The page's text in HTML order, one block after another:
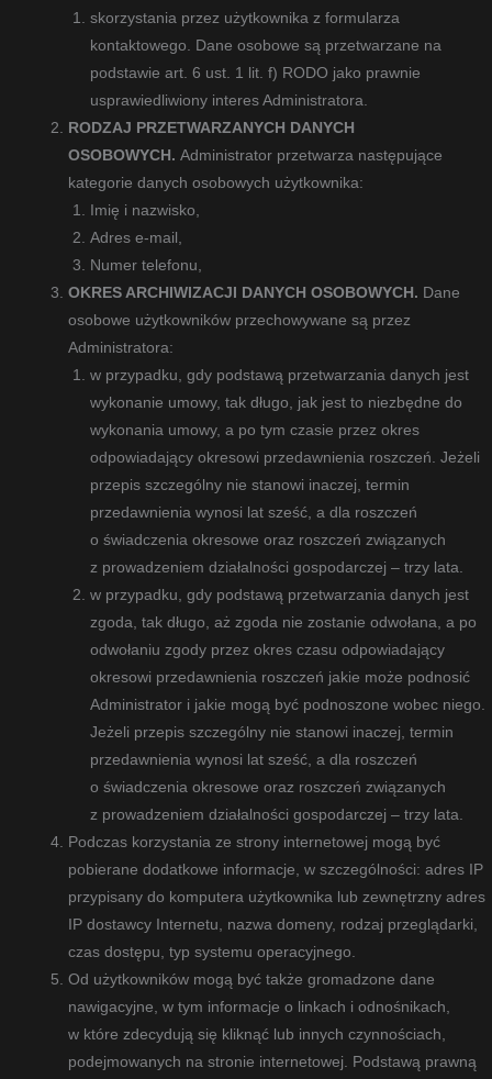
skorzystania przez użytkownika z formularza
kontaktowego. Dane osobowe są przetwarzane na
podstawie art. 6 ust. 1 lit. f) RODO jako prawnie
usprawiedliwiony interes Administratora.
RODZAJ PRZETWARZANYCH DANYCH
OSOBOWYCH. Administrator przetwarza następujące
kategorie danych osobowych użytkownika:
Imię i nazwisko,
Adres e-mail,
Numer telefonu,
OKRES ARCHIWIZACJI DANYCH OSOBOWYCH. Dane
osobowe użytkowników przechowywane są przez
Administratora:
w przypadku, gdy podstawą przetwarzania danych jest
wykonanie umowy, tak długo, jak jest to niezbędne do
wykonania umowy, a po tym czasie przez okres
odpowiadający okresowi przedawnienia roszczeń. Jeżeli
przepis szczególny nie stanowi inaczej, termin
przedawnienia wynosi lat sześć, a dla roszczeń
o świadczenia okresowe oraz roszczeń związanych
z prowadzeniem działalności gospodarczej – trzy lata.
w przypadku, gdy podstawą przetwarzania danych jest
zgoda, tak długo, aż zgoda nie zostanie odwołana, a po
odwołaniu zgody przez okres czasu odpowiadający
okresowi przedawnienia roszczeń jakie może podnosić
Administrator i jakie mogą być podnoszone wobec niego.
Jeżeli przepis szczególny nie stanowi inaczej, termin
przedawnienia wynosi lat sześć, a dla roszczeń
o świadczenia okresowe oraz roszczeń związanych
z prowadzeniem działalności gospodarczej – trzy lata.
Podczas korzystania ze strony internetowej mogą być
pobierane dodatkowe informacje, w szczególności: adres IP
przypisany do komputera użytkownika lub zewnętrzny adres
IP dostawcy Internetu, nazwa domeny, rodzaj przeglądarki,
czas dostępu, typ systemu operacyjnego.
Od użytkowników mogą być także gromadzone dane
nawigacyjne, w tym informacje o linkach i odnośnikach,
w które zdecydują się kliknąć lub innych czynnościach,
podejmowanych na stronie internetowej. Podstawą prawną